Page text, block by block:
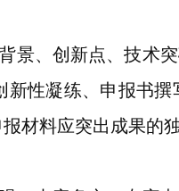
景、创新点、技术
性凝练、申报书
材料应突出成果